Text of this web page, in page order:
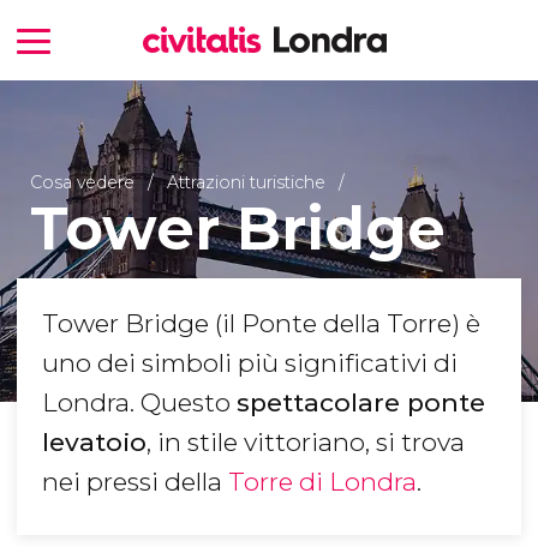
Cosa vedere Attrazioni turistiche
Tower Bridge
Tower Bridge (il Ponte della Torre) è
uno dei simboli più significativi di
Londra. Questo spettacolare ponte
levatoio, in stile vittoriano, si trova
nei pressi della Torre di Londra.